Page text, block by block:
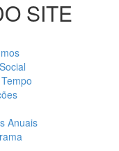
SITE
Anuais